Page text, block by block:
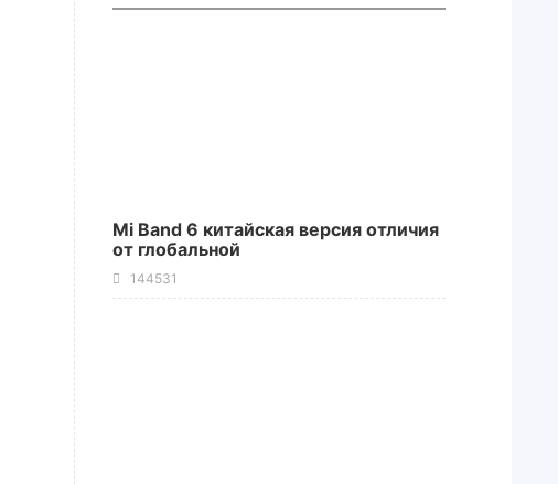
Mi Band 6 китайская версия отличия
от глобальной
144531